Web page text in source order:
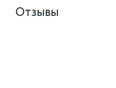
Отзывы